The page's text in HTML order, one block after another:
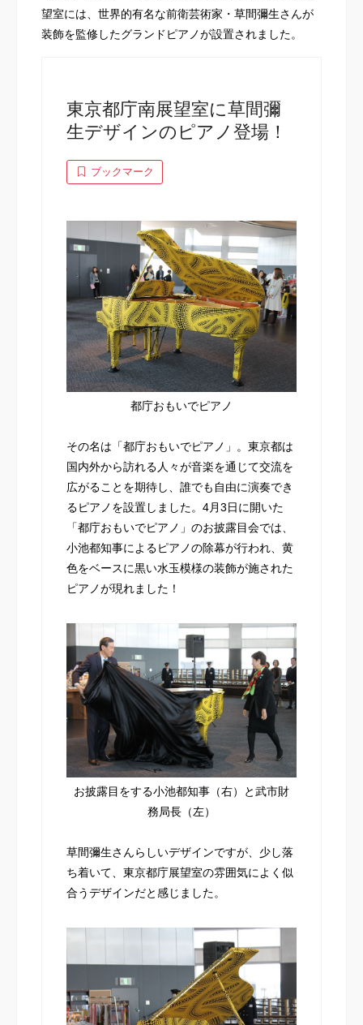
望室には、世界的有名な前衛芸術家・草間彌生さんが
装飾を監修したグランドピアノが設置されました。
東京都庁南展望室に草間彌
生デザインのピアノ登場！
ブックマーク
都庁おもいでピアノ
その名は「都庁おもいでピアノ」。東京都は
国内外から訪れる人々が音楽を通じて交流を
広がることを期待し、誰でも自由に演奏でき
るピアノを設置しました。4月3日に開いた
「都庁おもいでピアノ」のお披露目会では、
小池都知事によるピアノの除幕が行われ、黄
色をベースに黒い水玉模様の装飾が施された
ピアノが現れました！
お披露目をする小池都知事（右）と武市財
務局長（左）
草間彌生さんらしいデザインですが、少し落
ち着いて、東京都庁展望室の雰囲気によく似
合うデザインだと感じました。